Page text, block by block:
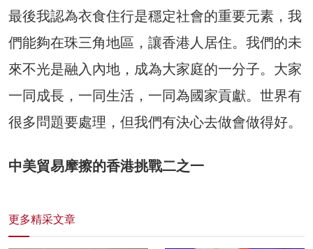
最後我認為衣食住行是穩定社會的重要元素，我
們能夠在珠三角地區，讓香港人居住。我們的未
來不光是融入內地，成為大家庭的一分子。大家
一同成長，一同生活，一同為國家貢獻。世界有
很多問題要處理，但我們有決心去做會做得好。
中美貿易摩擦的香港挑戰二之一
更多精采文章